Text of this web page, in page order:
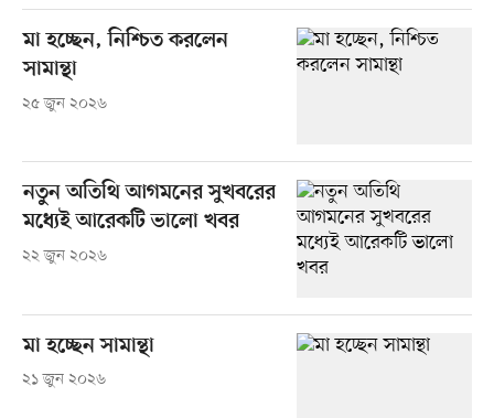
মা হচ্ছেন, নিশ্চিত করলেন
সামান্থা
২৫ জুন ২০২৬
নতুন অতিথি আগমনের সুখবরের
মধ্যেই আরেকটি ভালো খবর
২২ জুন ২০২৬
মা হচ্ছেন সামান্থা
২১ জুন ২০২৬